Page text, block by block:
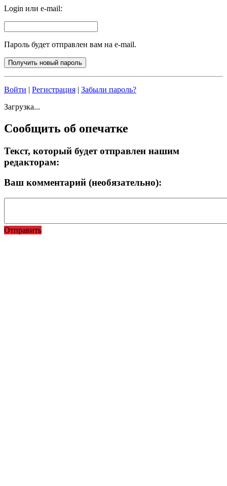
Login или e-mail:
Пароль будет отправлен вам на e-mail.
Войти | Регистрация | Забыли пароль?
Загрузка...
Сообщить об опечатке
Текст, который будет отправлен нашим
редакторам:
Ваш комментарий (необязательно):
Отправить